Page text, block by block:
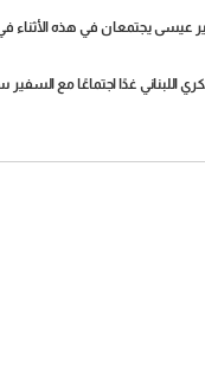
يجتمعان في هذه الأثناء في
اللبناني غدًا اجتماعًا مع